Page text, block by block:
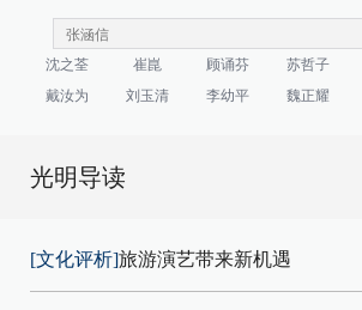
沈之荃 崔崑 顾诵芬 苏哲子
戴汝为
刘玉清 李幼平 魏正耀
光明导读
[文化评析]旅游演艺带来新机遇